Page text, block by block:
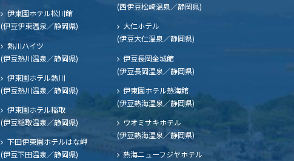
伊東園ホテル松川館
(伊豆伊東温泉／静岡県)
熱川ハイツ
(伊豆熱川温泉／静岡県)
伊東園ホテル熱川
(伊豆熱川温泉／静岡県)
伊東園ホテル稲取
(伊豆稲取温泉／静岡県)
下田伊東園ホテルはな岬
(伊豆下田温泉／静岡県)
(西伊豆松崎温泉／静岡県)
大仁ホテル
(伊豆大仁温泉／静岡県)
伊豆長岡金城館
(伊豆長岡温泉／静岡県)
伊東園ホテル熱海館
(伊豆熱海温泉／静岡県)
ウオミサキホテル
(伊豆熱海温泉／静岡県)
熱海ニューフジヤホテル